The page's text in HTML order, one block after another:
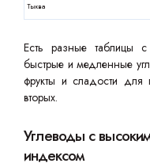
Тыква
Есть разные таблицы
быстрые и медленные
фрукты и сладости
вторых.
Углеводы с
индексом